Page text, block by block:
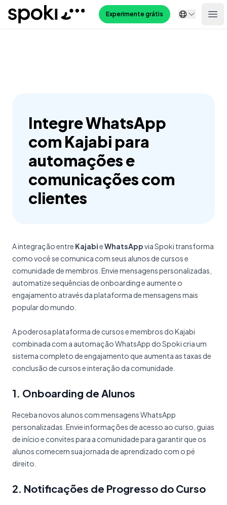
Spoki Experimente grátis
Integre WhatsApp
com Kajabi para
automações e
comunicações com
clientes
A integração entre KajabieWhatsAppvia Spoki transforma
como você se comunica com seus alunos de cursos e
comunidade de membros. Envie mensagens personalizadas,
automatize sequências de onboarding e aumente o
engajamento através da plataforma de mensagens mais
popular do mundo.
A poderosa plataforma de cursos e membros do Kajabi
combinada com a automação WhatsApp do Spoki cria um
sistema completo de engajamento que aumenta as taxas de
conclusão de cursos e interação da comunidade.
1. Onboarding de Alunos
Receba novos alunos com mensagens WhatsApp
personalizadas. Envie informações de acesso ao curso, guias
de início e convites para a comunidade para garantir que os
alunos comecem sua jornada de aprendizado com o pé
direito.
2. Notificações de Progresso do Curso